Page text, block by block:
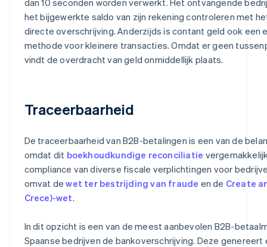
het bijgewerkte saldo van zijn rekening controleren met
directe overschrijving. Anderzijds is contant geld ook een
methode voor kleinere transacties. Omdat er geen
vindt de overdracht van geld onmiddellijk plaats.
Traceerbaarheid
De traceerbaarheid van B2B-betalingen is een van de
omdat dit boekhoudkundige reconciliatie
compliance van diverse fiscale verplichtingen voor
omvat dewet ter bestrijding van fraude en de Create
Crece)-wet.
In dit opzicht is een van de meest aanbevolen B2B-
Spaanse bedrijven de bankoverschrijving. Deze